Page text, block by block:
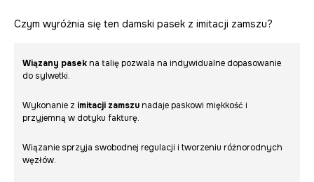
Czym wyróżnia się ten damski pasek z imitacji zamszu?
Wiązany pasek na talię pozwala na indywidualne dopasowanie
do sylwetki.
Wykonanie z imitacji zamszu nadaje paskowi miękkość i
przyjemną w dotyku fakturę.
Wiązanie sprzyja swobodnej regulacji i tworzeniu różnorodnych
węzłów.